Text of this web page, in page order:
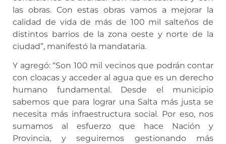
las obras. Con estas obras vamos a mejorar la
calidad de vida de más de 100 mil salteños de
distintos barrios de la zona oeste y norte de la
ciudad”, manifestó la mandataria.
Y agregó: “Son 100 mil vecinos que podrán contar
con cloacas y acceder al agua que es un derecho
humano fundamental. Desde el municipio
sabemos que para lograr una Salta más justa se
necesita más infraestructura social. Por eso, nos
sumamos al esfuerzo que hace Nación y
Provincia, y seguiremos gestionando más